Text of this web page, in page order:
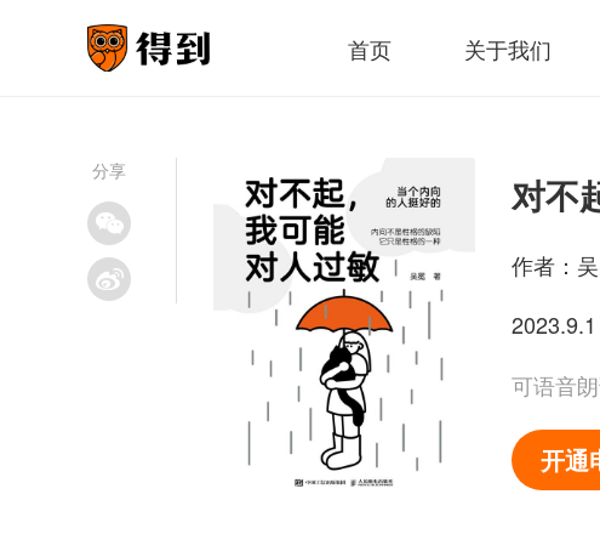
首页 关于我们
分享
对不
作者：
可语音
开通